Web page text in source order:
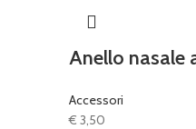
Anello nasale
Accessori
€ 3,50